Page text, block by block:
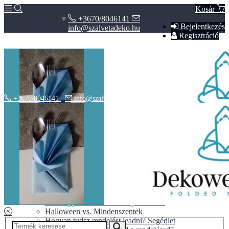
Kosár
Bejelentkezés
Regisztráció
▼
+3670/8046141
info@szalvetadeko.hu
Hírek
ÁSZF
Adatvédelem
BLOG
Halloween vs. Mindenszentek
Hogyan tudsz rendelést leadni? Segédlet
+3670/8046141 info@szalvetadeko.hu